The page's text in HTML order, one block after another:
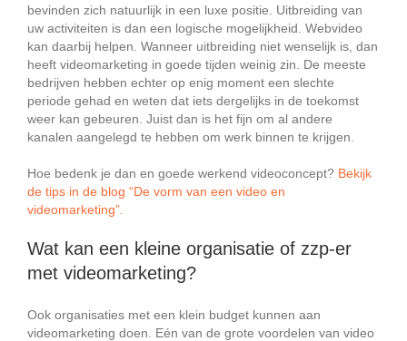
bevinden zich natuurlijk in een luxe positie. Uitbreiding van
uw activiteiten is dan een logische mogelijkheid. Webvideo
kan daarbij helpen. Wanneer uitbreiding niet wenselijk is, dan
heeft videomarketing in goede tijden weinig zin. De meeste
bedrijven hebben echter op enig moment een slechte
periode gehad en weten dat iets dergelijks in de toekomst
weer kan gebeuren. Juist dan is het fijn om al andere
kanalen aangelegd te hebben om werk binnen te krijgen.
Hoe bedenk je dan en goede werkend videoconcept? Bekijk
de tips in de blog “De vorm van een video en
videomarketing”.
Wat kan een kleine organisatie of zzp-er
met videomarketing?
Ook organisaties met een klein budget kunnen aan
videomarketing doen. Eén van de grote voordelen van video